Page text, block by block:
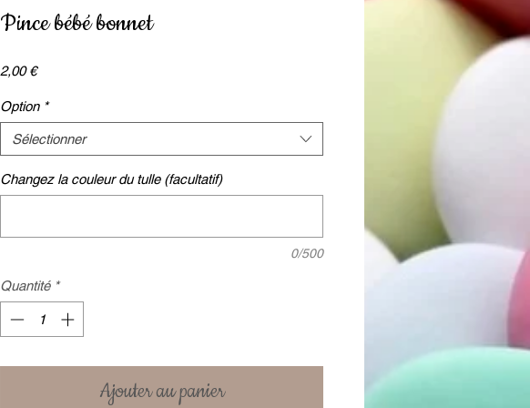
Pince bébé bonnet
2,00 €Prix
Option *
Sélectionner
Changez la couleur du tulle (facultatif)
0/500
Quantité *
Ajouter au panier